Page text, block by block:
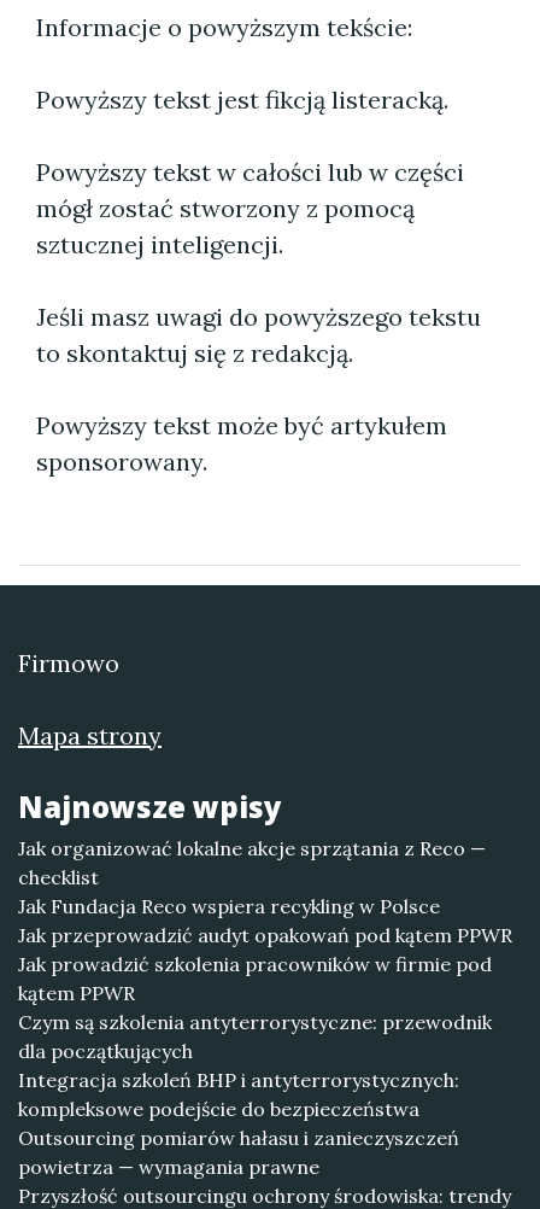
Informacje o powyższym tekście:
Powyższy tekst jest fikcją listeracką.
Powyższy tekst w całości lub w części
mógł zostać stworzony z pomocą
sztucznej inteligencji.
Jeśli masz uwagi do powyższego tekstu
to skontaktuj się z redakcją.
Powyższy tekst może być artykułem
sponsorowany.
Firmowo
Mapa strony
Najnowsze wpisy
Jak organizować lokalne akcje sprzątania z Reco —
checklist
Jak Fundacja Reco wspiera recykling w Polsce
Jak przeprowadzić audyt opakowań pod kątem PPWR
Jak prowadzić szkolenia pracowników w firmie pod
kątem PPWR
Czym są szkolenia antyterrorystyczne: przewodnik
dla początkujących
Integracja szkoleń BHP i antyterrorystycznych:
kompleksowe podejście do bezpieczeństwa
Outsourcing pomiarów hałasu i zanieczyszczeń
powietrza — wymagania prawne
Przyszłość outsourcingu ochrony środowiska: trendy